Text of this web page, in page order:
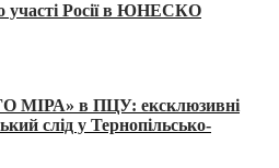
участі Росії в ЮНЕСКО
в ПЦУ: ексклюзивні
слід у Тернопільсько-